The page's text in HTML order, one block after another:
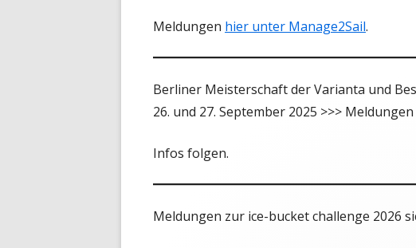
Meldungen hier unter Manage2Sail.
Berliner Meisterschaft der Varianta und
26. und 27. September 2025 >>> Meldungen
Infos folgen.
Meldungen zur ice-bucket challenge 2026